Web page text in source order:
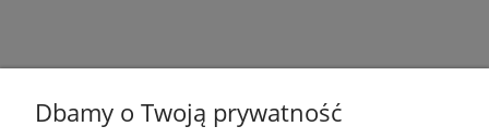
Dbamy o Twoją prywatność